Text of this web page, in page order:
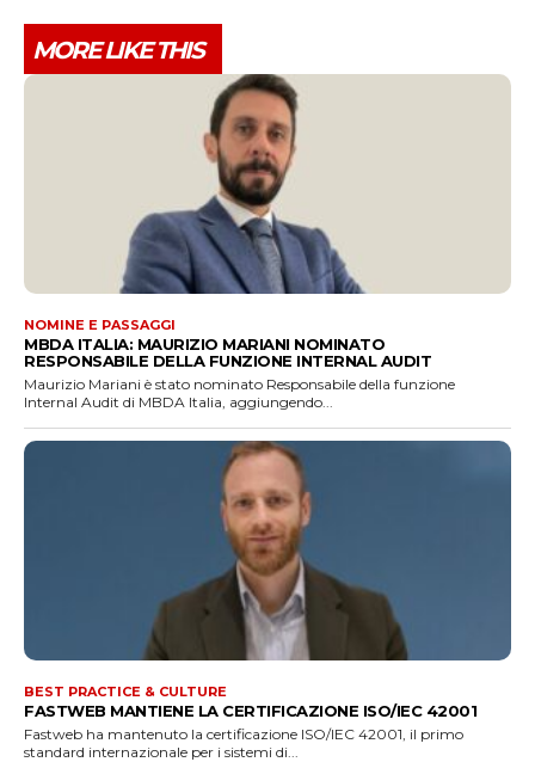
MORE LIKE THIS
NOMINE E PASSAGGI
MBDA ITALIA: MAURIZIO MARIANI NOMINATO
RESPONSABILE DELLA FUNZIONE INTERNAL AUDIT
Maurizio Mariani è stato nominato Responsabile della funzione
Internal Audit di MBDA Italia, aggiungendo...
BEST PRACTICE & CULTURE
FASTWEB MANTIENE LA CERTIFICAZIONE ISO/IEC 42001
Fastweb ha mantenuto la certificazione ISO/IEC 42001, il primo
standard internazionale per i sistemi di...